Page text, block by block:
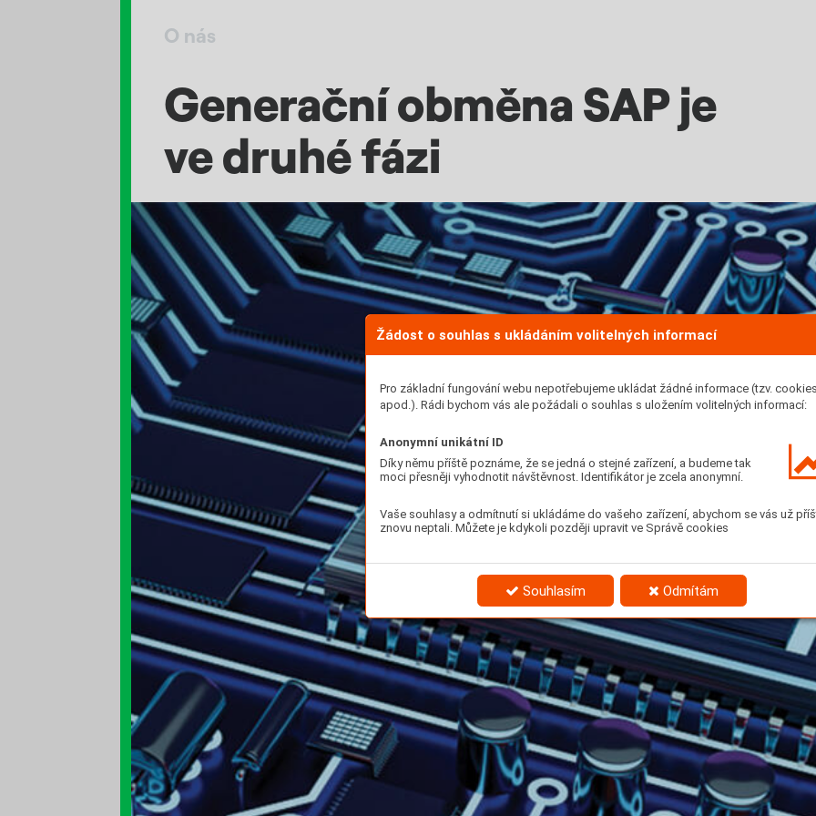
Žádost o souhlas s ukládáním volitelných informací
Pro základní fungování webu nepotřebujeme ukládat žádné informace (tzv.
apod.). Rádi bychom vás ale požádali o souhlas s uložením volitelných informací:
Anonymní unikátní ID
Díky němu příště poznáme, že se jedná o stejné zařízení, a budeme tak
moci přesněji vyhodnotit návštěvnost. Identifikátor je zcela anonymní.
Vaše souhlasy a odmítnutí si ukládáme do vašeho zařízení, abychom se vás už
znovu neptali. Můžete je kdykoli později upravit ve Správě cookies
Souhlasím Odmítám
O nás
Generační obměna SAP je
ve druhé fázi